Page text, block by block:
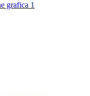
grafica 1